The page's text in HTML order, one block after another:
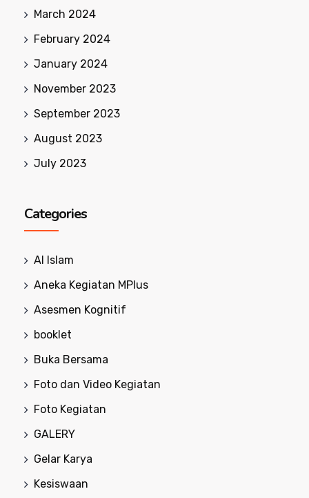
March 2024
February 2024
January 2024
November 2023
September 2023
August 2023
July 2023
Categories
Al Islam
Aneka Kegiatan MPlus
Asesmen Kognitif
booklet
Buka Bersama
Foto dan Video Kegiatan
Foto Kegiatan
GALERY
Gelar Karya
Kesiswaan